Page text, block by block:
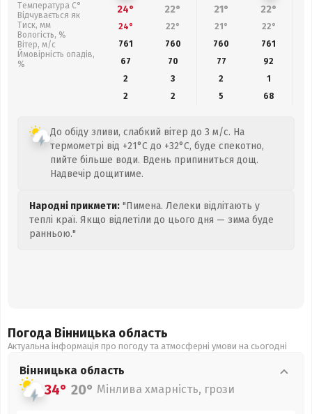
Температура С°
Відчувається як
Тиск, мм
Вологість, %
Вітер, м/с
Ймовірність опадів,
%
24° 22° 21° 22°
24° 22° 21° 22°
761
760 760 761
67
70 77 92
2
3 2
1
2
2 5 68
До обіду зливи, слабкий вітер до 3 м/с. На
термометрі від +21°C до +32°C, буде спекотно,
пийте більше води. Вдень припиниться дощ.
Надвечір дощитиме.
Народні прикмети: "Пимена. Лелеки відлітають у
теплі краї. Якщо відлетіли до цього дня — зима буде
ранньою."
Погода Вінницька область
Актуальна інформація про погоду та атмосферні умови на сьогодні
Вінницька область
34° 20° Мінлива хмарність, грози